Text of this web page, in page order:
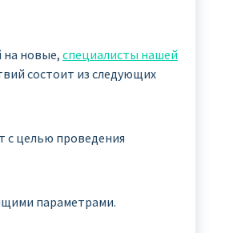
на новые, специалисты нашей
состоит из следующих
с целью проведения
параметрами.